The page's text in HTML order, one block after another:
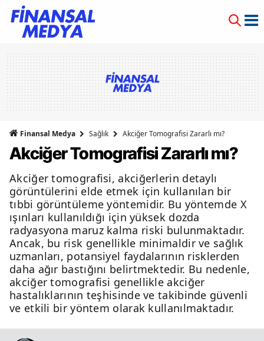
Finansal Medya Sağlık Akciğer Tomografisi Zararlı mı?
Akciğer Tomografisi Zararlı mı?
Akciğer tomografisi, akciğerlerin detaylı
görüntülerini elde etmek için kullanılan bir
tıbbi görüntüleme yöntemidir. Bu yöntemde X
ışınları kullanıldığı için yüksek dozda
radyasyona maruz kalma riski bulunmaktadır.
Ancak, bu risk genellikle minimaldir ve sağlık
uzmanları, potansiyel faydalarının risklerden
daha ağır bastığını belirtmektedir. Bu nedenle,
akciğer tomografisi genellikle akciğer
hastalıklarının teşhisinde ve takibinde güvenli
ve etkili bir yöntem olarak kullanılmaktadır.